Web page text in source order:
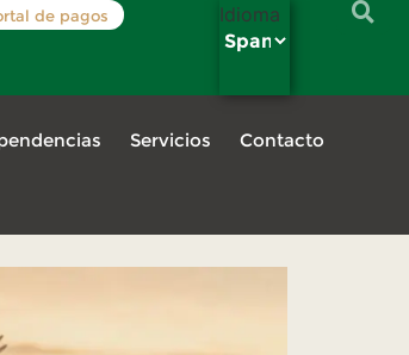
de pagos Idioma
Servicios Contacto